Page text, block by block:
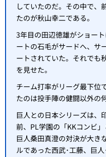
していたのだ。その中で、
たのが秋山幸二である。
3年目の田辺徳雄がショー
ートの石毛がサードへ、サ
ートされていた。それでも
を見せた。
チーム打率がリーグ最下位
たのは投手陣の健闘以外の
巨人との日本シリーズは、
前、PL学園の「KKコンビ
巨人桑田真澄の対決が大き
ルであった西武･工藤、巨